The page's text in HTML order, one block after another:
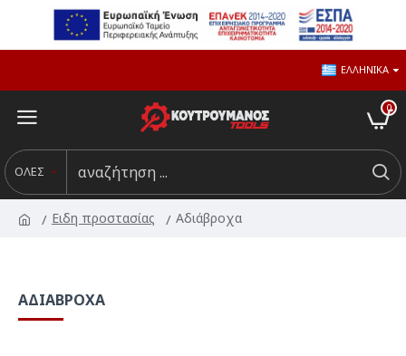
ΕΛΛΗΝΙΚΆ
0
ΟΛΕΣ
Ειδη προστασίας Αδιάβροχα
ΑΔΙΆΒΡΟΧΑ